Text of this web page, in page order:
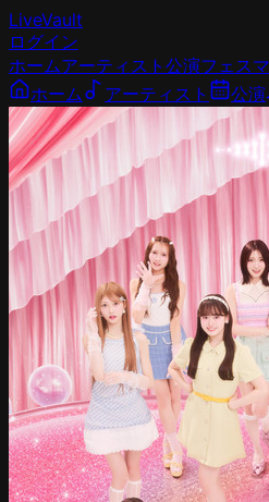
LiveVault
ログイン
ホームアーティスト 公演フェス
ホーム
アーティスト 公演